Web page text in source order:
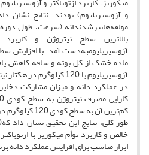
و آزوسپریلیوم) بودند. نتایج نشان
مولفه‌هایپرشدندانه (سرعت، طول
بالاترین سطح نیتروژن و کاربرد
آزوسپریلیومبه‌دست آمد. با افزایش
ماده خشک از کل بوته و ساقه کاهش
آزوسپریلیوم با 120
در عملکرد دانه و میزان مشارکت
خالص و کاربرد توأم میکوریز با
ابزار مناسب برای افزایش عملکرد دانه